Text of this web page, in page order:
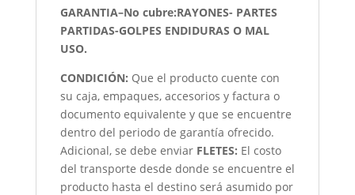
GARANTIA–No cubre:RAYONES- PARTES
PARTIDAS-GOLPES ENDIDURAS O MAL
USO.
CONDICIÓN: Que el producto cuente con
su caja, empaques, accesorios y factura o
documento equivalente y que se encuentre
dentro del periodo de garantía ofrecido.
Adicional, se debe enviar FLETES: El costo
del transporte desde donde se encuentre el
producto hasta el destino será asumido por